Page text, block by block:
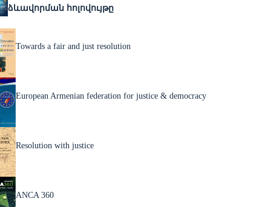
ձևավորման հոլովույթը
Towards a fair and just resolution
European Armenian federation for justice & democracy
Resolution with justice
ANCA 360